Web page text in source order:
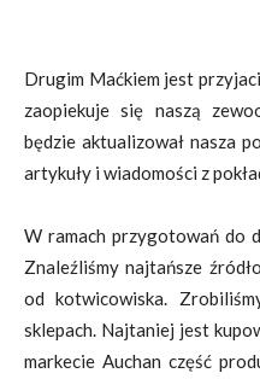
Drugim Maćkiem jest
zaopiekuje się naszą
będzie aktualizował nasza
artykuły i wiadomości z
W ramach przygotowań do
Znaleźliśmy najtańsze
od kotwicowiska.
sklepach. Najtaniej jest
markecie Auchan część